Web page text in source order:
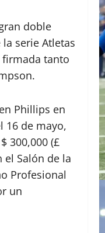
doble
serie Atletas
firmada tanto
Phillips en
16 de mayo,
300,000 (£
el Salón de la
Profesional
un